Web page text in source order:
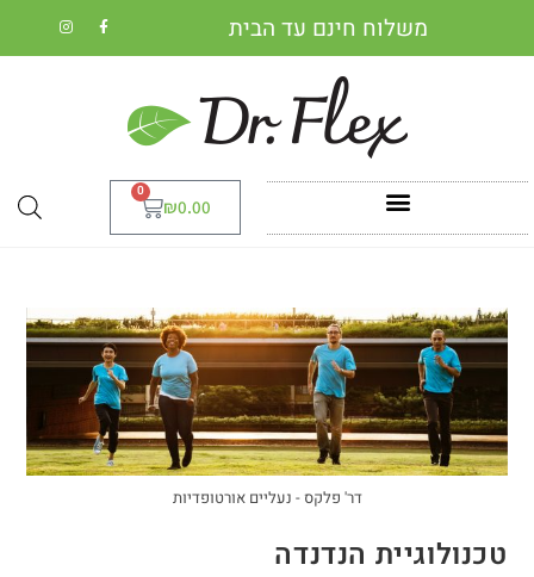
משלוח חינם עד הבית
₪0.00
0
דר' פלקס - נעליים אורטופדיות
טכנולוגיית הנדנדה